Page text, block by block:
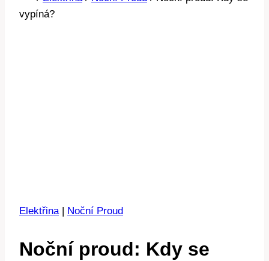
vypíná?
Elektřina | Noční Proud
Noční proud: Kdy se